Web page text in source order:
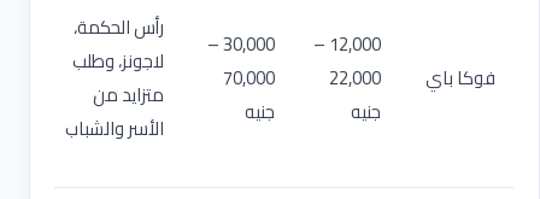
فوكا باي
12,000 –
22,000
جنيه
30,000 –
70,000
جنيه
رأس الحكمة،
لاجونز، وطلب
متزايد من
الأسر والشباب